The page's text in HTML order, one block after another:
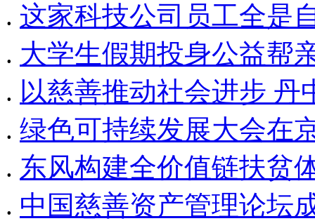
. 这家科技公司员工全是
. 大学生假期投身公益帮
. 以慈善推动社会进步 丹
. 绿色可持续发展大会在
. 东风构建全价值链扶贫
. 中国慈善资产管理论坛